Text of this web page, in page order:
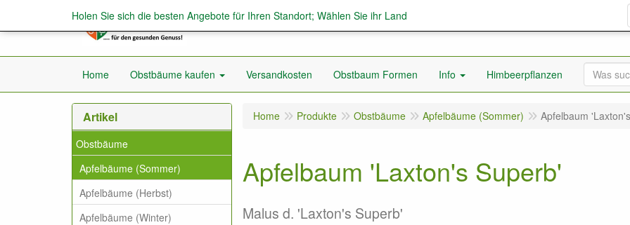
Home Obstbäume kaufen Versandkosten Obstbaum Formen Info Himbeerpflanzen
Artikel
Obstbäume
Apfelbäume (Sommer)
Apfelbäume (Herbst)
Apfelbäume (Winter)
Home Produkte Obstbäume Apfelbäume (Sommer) Apfelbaum
Apfelbaum 'Laxton's Superb'
Malus d. 'Laxton's Superb'
Holen Sie sich die besten Angebote für Ihren Standort; Wählen Sie ihr Land